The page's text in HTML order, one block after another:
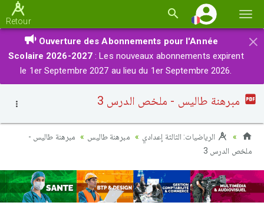
la
Retour
×
Ouverture des Abonnements pour l'Année
Scolaire 2026-2027 : Les nouveaux abonnements expirent
le 1er Septembre 2027 au lieu du 1er Septembre 2026.
مبرهنة طاليس - ملخص الدرس 3
الرياضيات: الثالثة إعدادي مبرهنة طاليس
مبرهنة طاليس -
ملخص الدرس 3